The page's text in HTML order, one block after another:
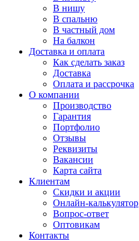
В нишу
В спальню
В частный дом
На балкон
Доставка и оплата
Как сделать заказ
Доставка
Оплата и рассрочка
О компании
Производство
Гарантия
Портфолио
Отзывы
Реквизиты
Вакансии
Карта сайта
Клиентам
Скидки и акции
Онлайн-калькулятор
Вопрос-ответ
Оптовикам
Контакты